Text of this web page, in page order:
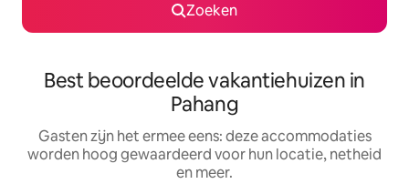
Zoeken
Best beoordeelde vakantiehuizen in
Pahang
Gasten zijn het ermee eens: deze accommodaties
worden hoog gewaardeerd voor hun locatie, netheid
en meer.